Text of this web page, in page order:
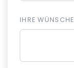
IHRE WÜNSCHE